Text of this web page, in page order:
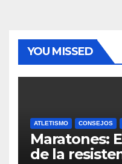
YOU MISSED
ATLETISMO CONSEJOS
Maratones:
de la